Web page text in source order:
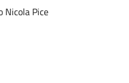
Nicola Pice